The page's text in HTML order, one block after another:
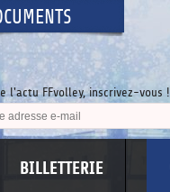
l'actu FFvolley, inscrivez-vous !
BILLETTERIE